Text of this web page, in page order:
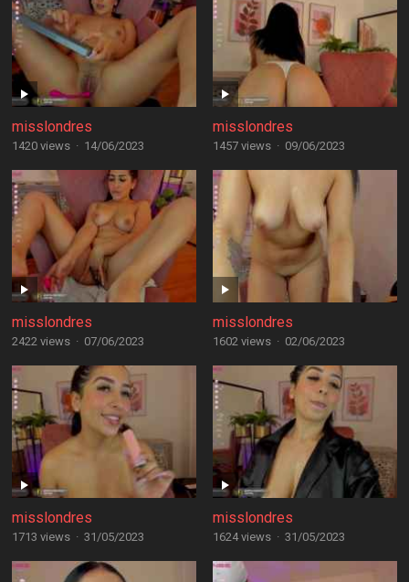
misslondres
1420 views · 14/06/2023
misslondres
1457 views · 09/06/2023
misslondres
2422 views · 07/06/2023
misslondres
1602 views · 02/06/2023
misslondres
1713 views · 31/05/2023
misslondres
1624 views · 31/05/2023